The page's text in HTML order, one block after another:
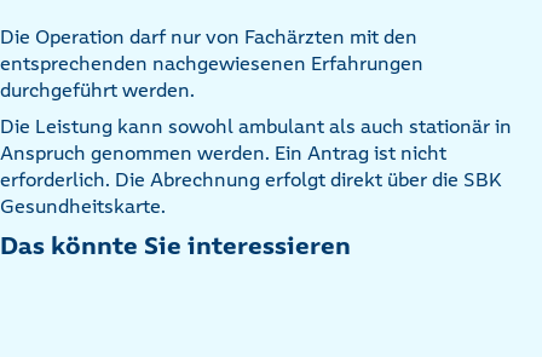
Die Operation darf nur von Fachärzten mit den
entsprechenden nachgewiesenen Erfahrungen
durchgeführt werden.
Die Leistung kann sowohl ambulant als auch stationär in
Anspruch genommen werden. Ein Antrag ist nicht
erforderlich. Die Abrechnung erfolgt direkt über die SBK
Gesundheitskarte.
Das könnte Sie interessieren